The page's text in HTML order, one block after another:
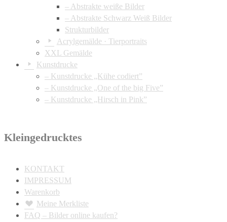
– Abstrakte weiße Bilder
– Abstrakte Schwarz Weiß Bilder
Strukturbilder
Acrylgemälde · Tierportraits
XXL Gemälde
Kunstdrucke
– Kunstdrucke „Kühe codiert”
– Kunstdrucke „One of the big Five”
– Kunstdrucke „Hirsch in Pink”
Kleingedrucktes
KONTAKT
IMPRESSUM
Warenkorb
Meine Merkliste
FAQ – Bilder online kaufen?